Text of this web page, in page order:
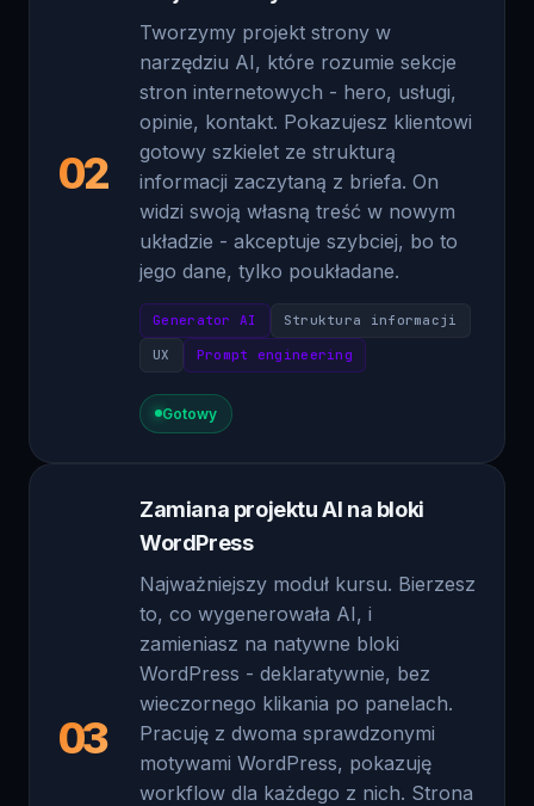
stron internetowych - hero, usługi,
opinie, kontakt. Pokazujesz klientowi
gotowy szkielet ze strukturą
informacji zaczytaną z briefa. On
widzi swoją własną treść w nowym
układzie - akceptuje szybciej, bo to
jego dane, tylko poukładane.
Generator AI Struktura informacji
UX Prompt engineering
Gotowy
WordPress
Najważniejszy moduł kursu. Bierzesz
zamieniasz na natywne bloki
WordPress - deklaratywnie, bez
wieczornego klikania po panelach.
Pracuję z dwoma sprawdzonymi
motywami WordPress, pokazuję
workflow dla każdego z nich. Strona
ląduje w panelu klienta tak, że może